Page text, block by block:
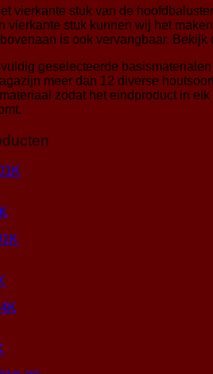
vierkante stuk van de
vierkante stuk kunnen wij het
is ook vervangbaar. Bekijk
geselecteerde
meer dan 12 diverse
zodat het eindproduct in